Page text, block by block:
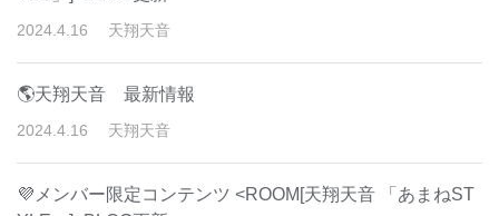
2024 4 16 天翔天音
🌎天翔天音 最新情報
2024 4 16 天翔天音
💜メンバー限定コンテンツ <ROOM[天翔天音 「あまねST